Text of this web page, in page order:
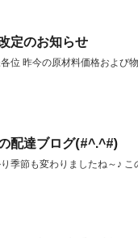
定のお知らせ
位 昨今の原材料価格および
配達ブログ(#^.^#)
季節も変わりましたね～♪ こ